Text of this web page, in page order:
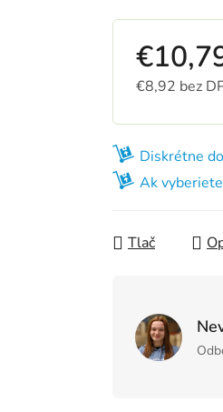
€8,92 bez
Diskrétne
Ak
Tlač